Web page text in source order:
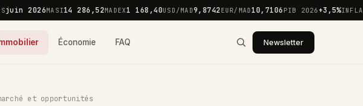
2026MASI14 286,52MADEX1 168,40USD/MAD9,8742EUR/MAD10,7106PIB 2026+3,5%
Économie FAQ Newsletter
et opportunités